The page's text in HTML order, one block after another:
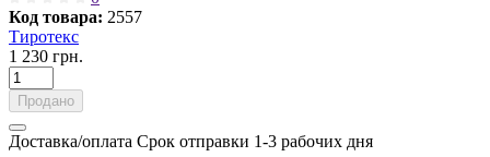
Код товара: 2557
Тиротекс
1 230 грн.
Продано
Доставка/оплата Срок отправки 1-3 рабочих дня